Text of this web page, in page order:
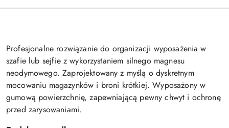
Profesjonalne rozwiązanie do organizacji wyposażenia w
szafie lub sejfie z wykorzystaniem silnego magnesu
neodymowego. Zaprojektowany z myślą o dyskretnym
mocowaniu magazynków i broni krótkiej. Wyposażony w
gumową powierzchnię, zapewniającą pewny chwyt i ochronę
przed zarysowaniami.